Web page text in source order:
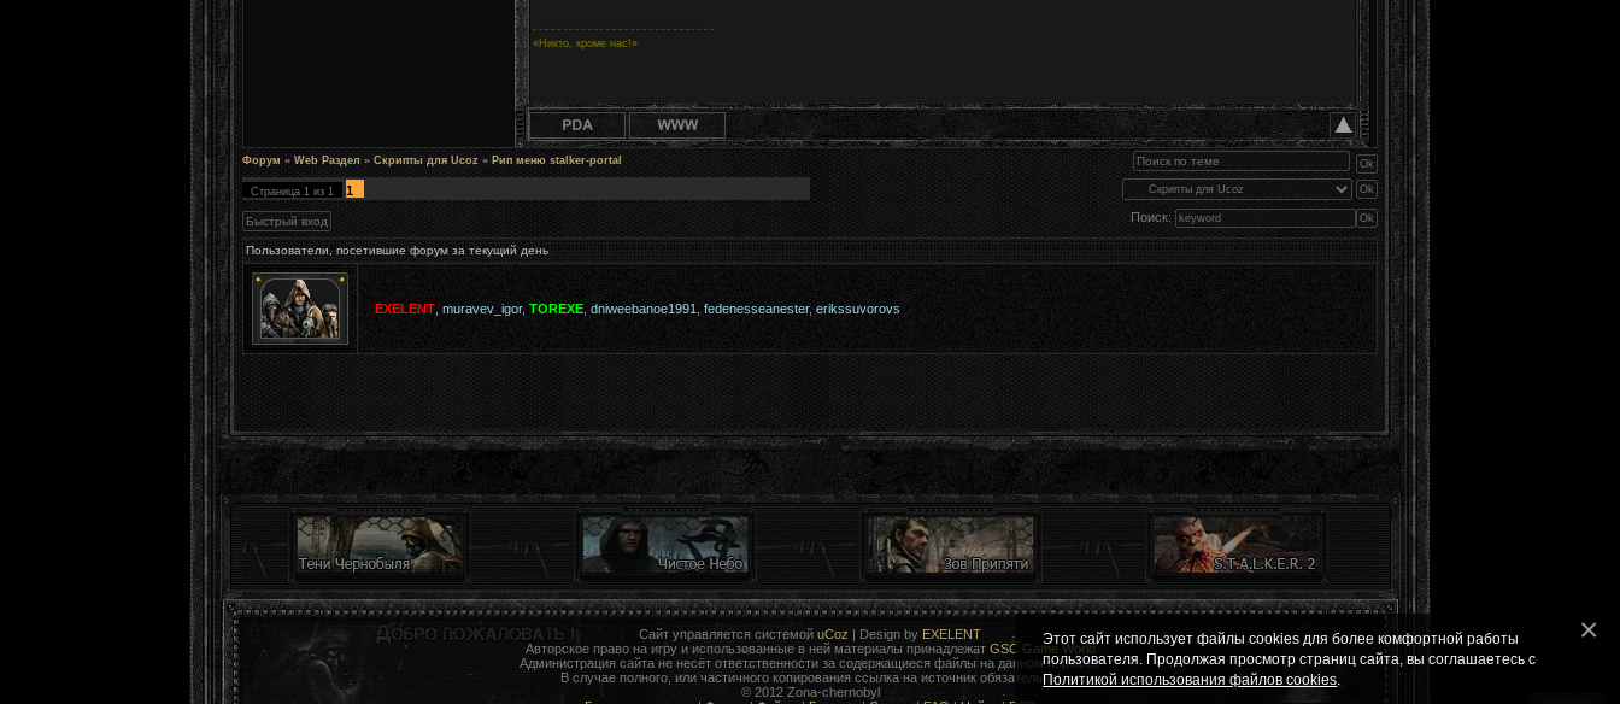
«Никто, кроме нас!»
Форум » Web Раздел » Скрипты для Ucoz » Рип меню stalker-portal
Страница 1 из 1
1
Поиск:
Пользователи, посетившие форум за текущий день
EXELENT ,muravev_igor, TOREXE, dniweebanoe1991 fedenesseanester, erikssuvorovs
Сайт управляется системой uCoz | Design by EXELENT
Авторское право на игру и использованные в ней материалы принадлежат GSC Game World
Администрация сайта не несёт ответственности за содержащиеся файлы на данном портале.
В случае полного, или частичного копирования ссылка на источник обязательна!
© 2012 Zona-chernobyl
Этот сайт использует файлы cookies для более комфортной работы
пользователя. Продолжая просмотр страниц сайта, вы соглашаетесь с
Политикой использования файлов cookies